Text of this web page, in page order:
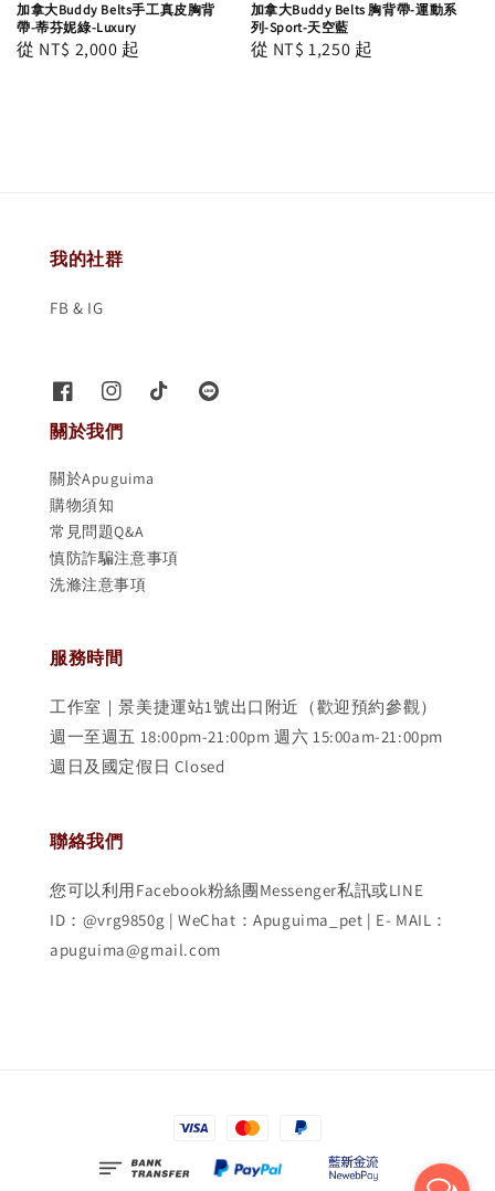
加拿大Buddy Belts手工真皮胸背
帶-蒂芬妮綠-Luxury
Regular
從 NT$ 2,000 起
加拿大Buddy Belts 胸背帶-運動系
列-Sport-天空藍
Regular
從 NT$ 1,250 起
我的社群
FB & IG
關於我們
關於Apuguima
購物須知
常見問題Q&A
慎防詐騙注意事項
洗滌注意事項
服務時間
工作室｜景美捷運站1號出口附近（歡迎預約參觀）
週一至週五 18:00pm-21:00pm 週六 15:00am-21:00pm
週日及國定假日 Closed
聯絡我們
您可以利用Facebook粉絲團Messenger私訊或LINE
ID：@vrg9850g | WeChat：Apuguima_pet | E- MAIL：
apuguima@gmail.com